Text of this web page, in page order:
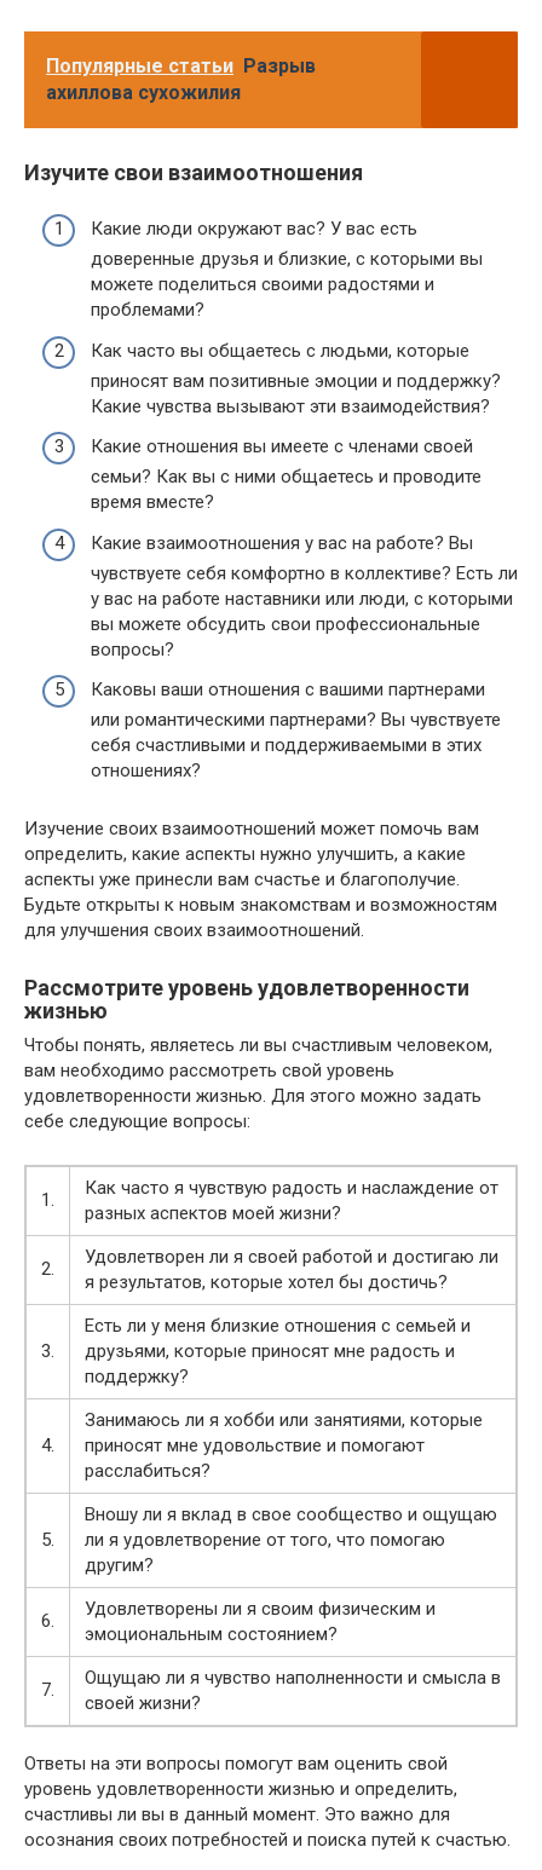
Популярные статьи Разрыв
ахиллова сухожилия
Изучите свои взаимоотношения
Какие люди окружают вас? У вас есть
доверенные друзья и близкие, с которыми вы
можете поделиться своими радостями и
проблемами?
Как часто вы общаетесь с людьми, которые
приносят вам позитивные эмоции и поддержку?
Какие чувства вызывают эти взаимодействия?
Какие отношения вы имеете с членами своей
семьи? Как вы с ними общаетесь и проводите
время вместе?
Какие взаимоотношения у вас на работе? Вы
чувствуете себя комфортно в коллективе? Есть ли
у вас на работе наставники или люди, с которыми
вы можете обсудить свои профессиональные
вопросы?
Каковы ваши отношения с вашими партнерами
или романтическими партнерами? Вы чувствуете
себя счастливыми и поддерживаемыми в этих
отношениях?
Изучение своих взаимоотношений может помочь вам
определить, какие аспекты нужно улучшить, а какие
аспекты уже принесли вам счастье и благополучие.
Будьте открыты к новым знакомствам и возможностям
для улучшения своих взаимоотношений.
Рассмотрите уровень удовлетворенности
жизнью
Чтобы понять, являетесь ли вы счастливым человеком,
вам необходимо рассмотреть свой уровень
удовлетворенности жизнью. Для этого можно задать
себе следующие вопросы:
1.
Как часто я чувствую радость и наслаждение от
разных аспектов моей жизни?
2.
Удовлетворен ли я своей работой и достигаю ли
я результатов, которые хотел бы достичь?
3.
Есть ли у меня близкие отношения с семьей и
друзьями, которые приносят мне радость и
поддержку?
4.
Занимаюсь ли я хобби или занятиями, которые
приносят мне удовольствие и помогают
расслабиться?
5.
Вношу ли я вклад в свое сообщество и ощущаю
ли я удовлетворение от того, что помогаю
другим?
6.
Удовлетворены ли я своим физическим и
эмоциональным состоянием?
7.
Ощущаю ли я чувство наполненности и смысла в
своей жизни?
Ответы на эти вопросы помогут вам оценить свой
уровень удовлетворенности жизнью и определить,
счастливы ли вы в данный момент. Это важно для
осознания своих потребностей и поиска путей к счастью.